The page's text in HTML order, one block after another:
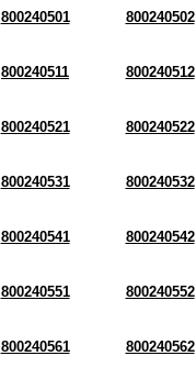
800240501 800240502
800240511 800240512
800240521 800240522
800240531 800240532
800240541 800240542
800240551 800240552
800240561 800240562